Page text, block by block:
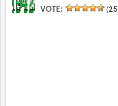
VOTE: (25